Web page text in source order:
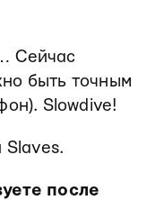
Сейчас
быть точным
Slowdive!
Slaves.
после